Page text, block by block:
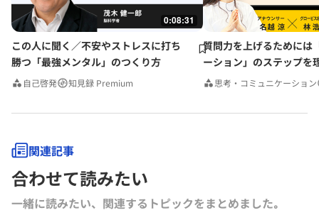
0:08:31
この人に聞く／不安やストレスに打ち
勝つ「最強メンタル」のつくり方
自己啓発 知見録 Premium
質問力を上げるためには
ーション」のステップを
みんなの相談室Premium
思考・コミュニケーション
関連記事
合わせて読みたい
一緒に読みたい、関連するトピックをまとめました｡